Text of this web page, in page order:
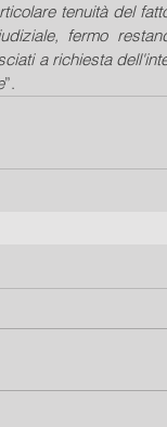
tenuità del
fermo
a richiesta
”.